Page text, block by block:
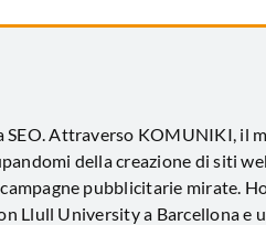
SEO. Attraverso KOMUNIKI, il
della creazione di siti
pubblicitarie mirate.
Llull University a Barcellona e